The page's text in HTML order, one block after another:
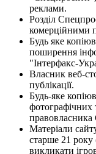
реклами.
Розділ
комерційними
Будь яке
поширення
"Інтерфакс-
Власник веб-
публікації.
Будь-яке
фотографічних
правовласника
Матеріали
старше 21 року
викликати